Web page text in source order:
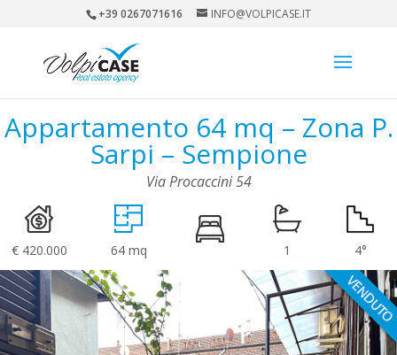
+39 0267071616 INFO@VOLPICASE.IT
Appartamento 64 mq – Zona P.
Sarpi – Sempione
Via Procaccini 54
€ 420.000 64 mq 1 4°